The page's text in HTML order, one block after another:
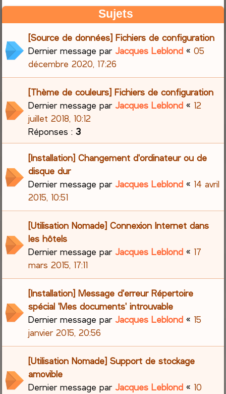
r
c
Sujets
[Source de données] Fichiers de configuration
Dernier message parJacques Leblond «05
décembre 2020, 17:26
[Thème de couleurs] Fichiers de configuration
Dernier message parJacques Leblond « 12
juillet 2018, 10:12
Réponses :3
[Installation] Changement d'ordinateur ou de
disque dur
Dernier message parJacques Leblond « 14 avril
2015, 10:51
[Utilisation Nomade] Connexion Internet dans
les hôtels
Dernier message parJacques Leblond « 17
mars 2015, 17:11
[Installation] Message d'erreur Répertoire
spécial 'Mes documents' introuvable
Dernier message parJacques Leblond « 15
janvier 2015, 20:56
[Utilisation Nomade] Support de stockage
amovible
Dernier message parJacques Leblond « 10